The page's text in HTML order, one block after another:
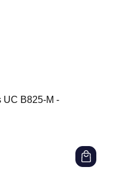
von 0 von 5 Sternen
UC B825-M -